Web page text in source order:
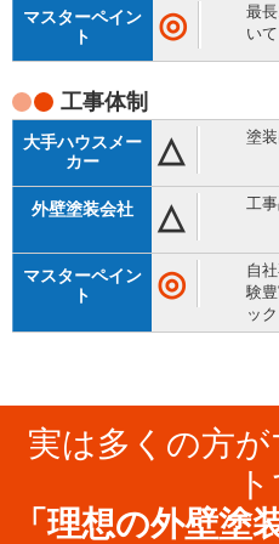
◎
最
い
工事体制
△ 塗
△ 工
◎
自
験
ック
実は多くの方
「理想の外壁塗